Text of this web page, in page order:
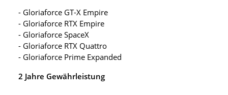
- Gloriaforce GT-X Empire
- Gloriaforce RTX Empire
- Gloriaforce SpaceX
- Gloriaforce RTX Quattro
- Gloriaforce Prime Expanded
2 Jahre Gewährleistung